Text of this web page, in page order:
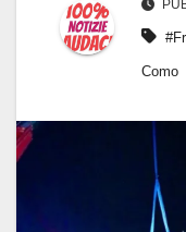
Como